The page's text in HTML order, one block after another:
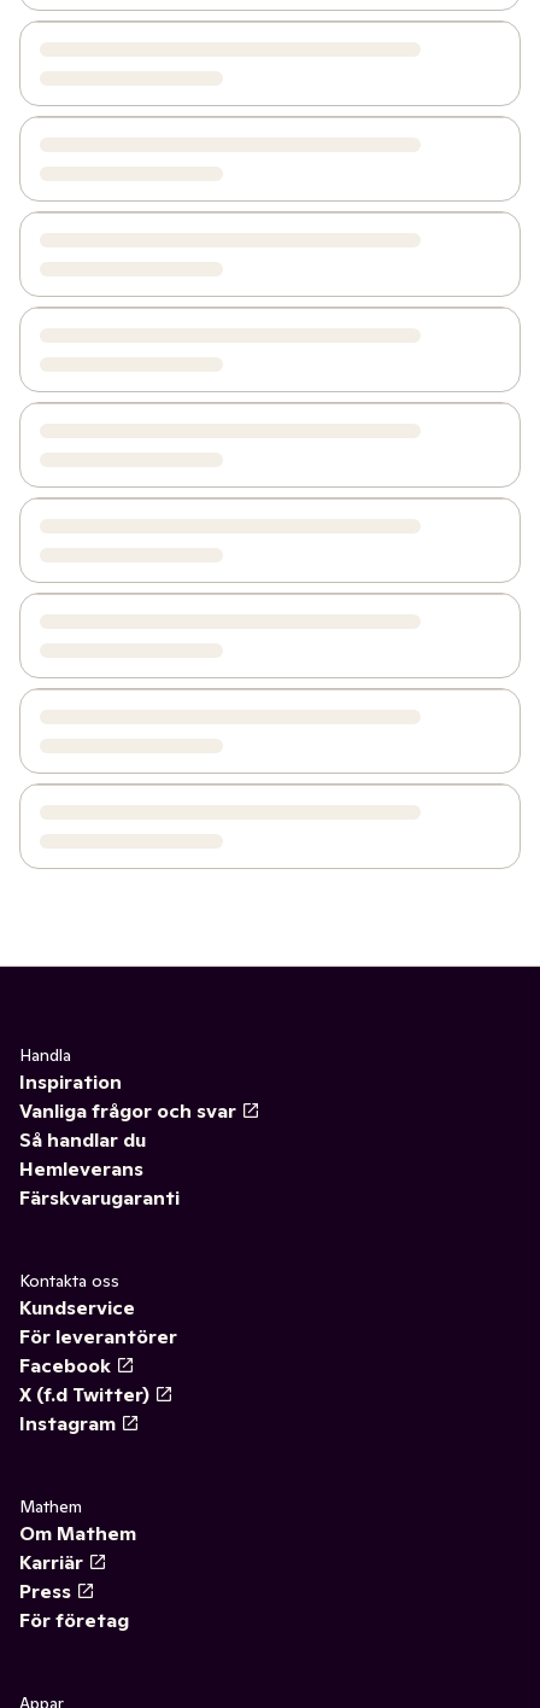
Handla
Inspiration
Vanliga frågor och svar
Så handlar du
Hemleverans
Färskvarugaranti
Kontakta oss
Kundservice
För leverantörer
Facebook
X (f.d Twitter)
Instagram
Mathem
Om Mathem
Karriär
Press
För företag
Appar